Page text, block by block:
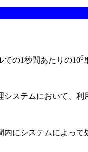
の1秒間あたりの106
ステムにおいて、利
にシステムによって